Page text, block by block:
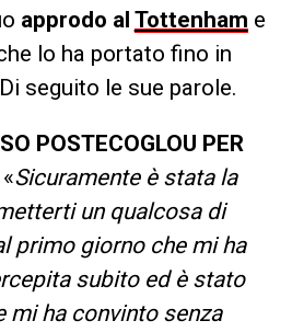
approdo al Tottenham e
lo ha portato fino in
seguito le sue parole.
POSTECOGLOU PER
Sicuramente è stata la
un qualcosa di
primo giorno che mi ha
subito ed è stato
mi ha convinto senza